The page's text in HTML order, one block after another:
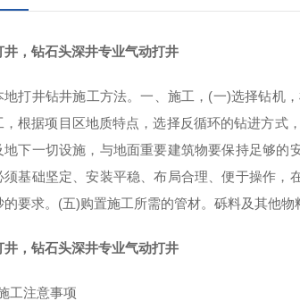
井，钻石头深井专业气动打井
地打井钻井施工方法。一、施工，(一)选择钻机
，根据项目区地质特点，选择反循环的钻进方式
地下一切设施，与地面重要建筑物要保持足够的
须基础坚定、安装平稳、布局合理、便于操作，
的要求。(五)购置施工所需的管材。砾料及其他物
井，钻石头深井专业气动打井
工注意事项